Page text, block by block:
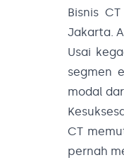
Bisnis
Jakarta.
Usai
segmen
modal
CT
pernah